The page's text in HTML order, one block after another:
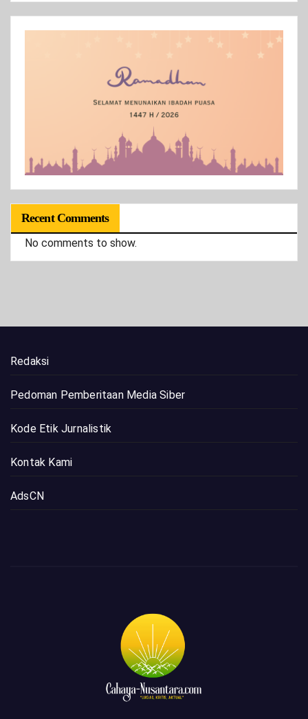
Recent Comments
No comments to show.
Redaksi
Pedoman Pemberitaan Media Siber
Kode Etik Jurnalistik
Kontak Kami
AdsCN